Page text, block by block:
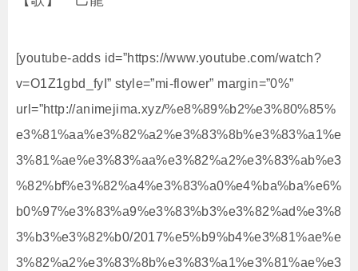
[youtube-adds id=”https://www.youtube.com/watch?
v=O1Z1gbd_fyI” style=”mi-flower” margin=”0%”
url=”http://animejima.xyz/%e8%89%b2%e3%80%85%
e3%81%aa%e3%82%a2%e3%83%8b%e3%83%a1%e
3%81%ae%e3%83%aa%e3%82%a2%e3%83%ab%e3
%82%bf%e3%82%a4%e3%83%a0%e4%ba%ba%e6%
b0%97%e3%83%a9%e3%83%b3%e3%82%ad%e3%8
3%b3%e3%82%b0/2017%e5%b9%b4%e3%81%ae%e
3%82%a2%e3%83%8b%e3%83%a1%e3%81%ae%e3